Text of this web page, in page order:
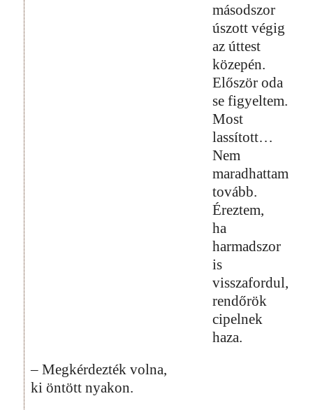
másodszor
úszott végig
az úttest
közepén.
Először oda
se figyeltem.
Most
lassított…
Nem
maradhattam
tovább.
Éreztem,
ha
harmadszor
is
visszafordul,
rendőrök
cipelnek
haza.
– Megkérdezték volna,
ki öntött nyakon.